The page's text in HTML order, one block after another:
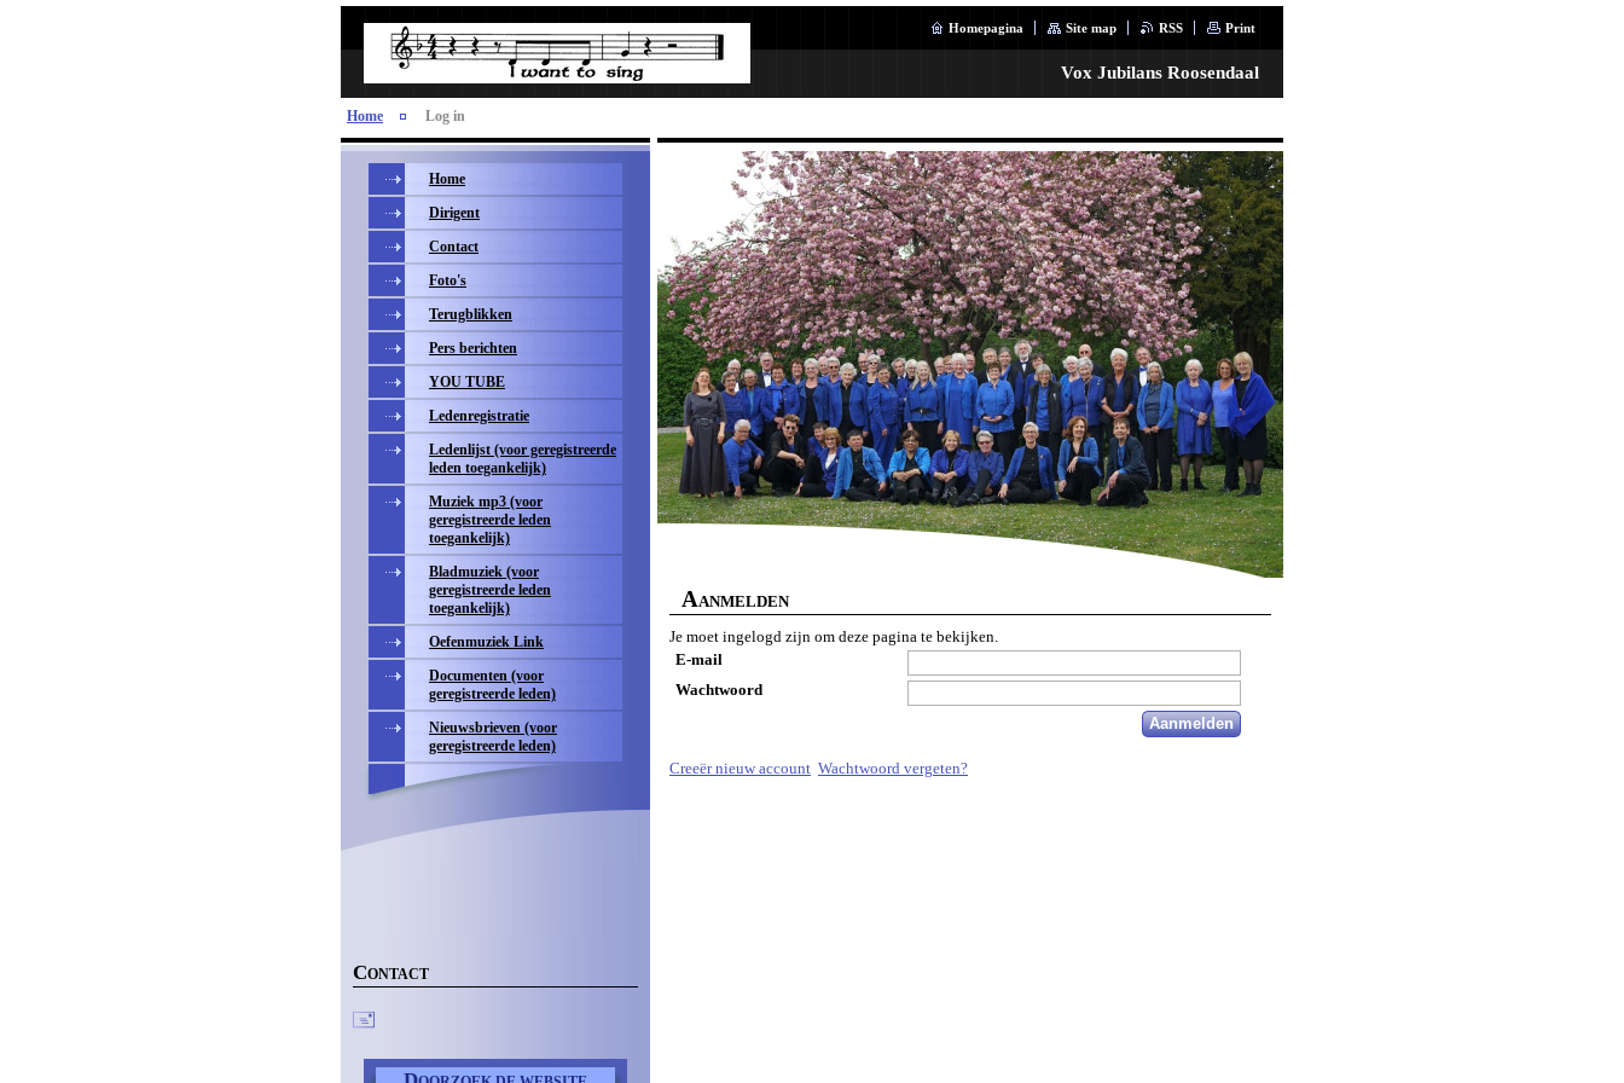
Homepagina Site map RSS Print
Vox Jubilans Roosendaal
Home Log in
AANMELDEN
Je moet ingelogd zijn om deze pagina te bekijken.
E-mail
Wachtwoord
Aanmelden
Creeër nieuw account Wachtwoord vergeten?
Home
Dirigent
Contact
Foto's
Terugblikken
Pers berichten
YOU TUBE
Ledenregistratie
Ledenlijst (voor geregistreerde
leden toegankelijk)
Muziek mp3 (voor
geregistreerde leden
toegankelijk)
Bladmuziek (voor
geregistreerde leden
toegankelijk)
Oefenmuziek Link
Documenten (voor
geregistreerde leden)
Nieuwsbrieven (voor
geregistreerde leden)
CONTACT